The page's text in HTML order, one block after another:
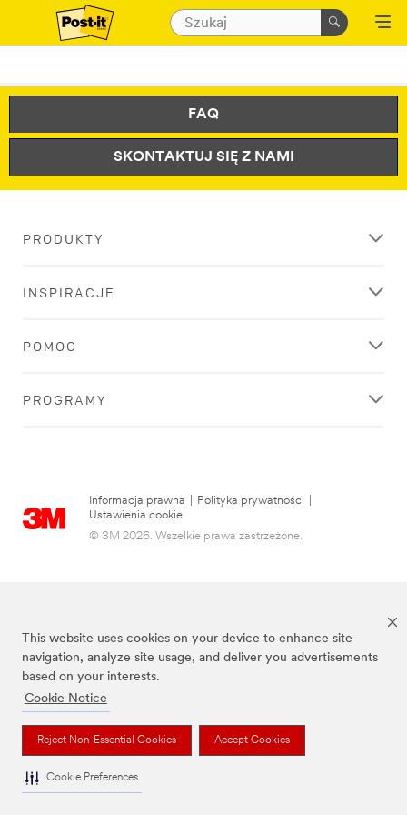
This website uses cookies on your device to enhance site
navigation, analyze site usage, and deliver you advertisements
based on your interests.
Cookie Notice
Reject Non-Essential Cookies Accept Cookies
Cookie Preferences
FAQ
SKONTAKTUJ SIĘ Z NAMI
PRODUKTY
INSPIRACJE
POMOC
PROGRAMY
Informacja prawna Polityka prywatności
Ustawienia cookie
© 3M 2026. Wszelkie prawa zastrzeżone.
3M, Post-it® oraz kolor Canary Yellow™ są znakami towarowymi firmy 3M.